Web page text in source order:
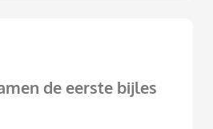
de eerste bijles